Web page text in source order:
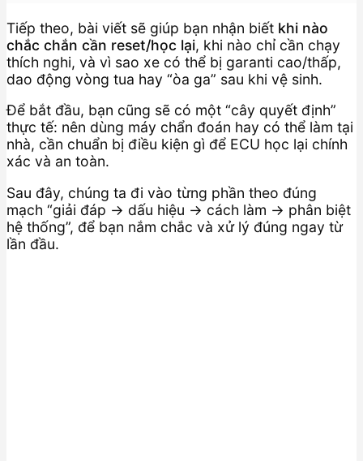
Tiếp theo, bài viết sẽ giúp bạn nhận biết khi nào
chắc chắn cần reset/học lại, khi nào chỉ cần chạy
thích nghi, và vì sao xe có thể bị garanti cao/thấp,
dao động vòng tua hay “òa ga” sau khi vệ sinh.
Để bắt đầu, bạn cũng sẽ có một “cây quyết định”
thực tế: nên dùng máy chẩn đoán hay có thể làm tại
nhà, cần chuẩn bị điều kiện gì để ECU học lại chính
xác và an toàn.
Sau đây, chúng ta đi vào từng phần theo đúng
mạch “giải đáp → dấu hiệu → cách làm → phân biệt
hệ thống”, để bạn nắm chắc và xử lý đúng ngay từ
lần đầu.